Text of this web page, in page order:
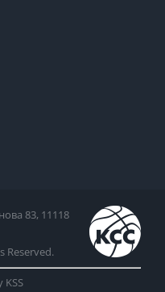
83, 11118
Reserved.
KSS